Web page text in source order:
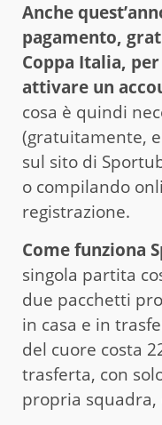
Anche
pagamento,
Coppa Italia,
attivare un
cosa è quindi
(gratuitamente,
sul sito di
o compilando
registrazione.
Come funziona
singola partita
due pacchetti
in casa e in
del cuore costa
trasferta, con
propria squadra,